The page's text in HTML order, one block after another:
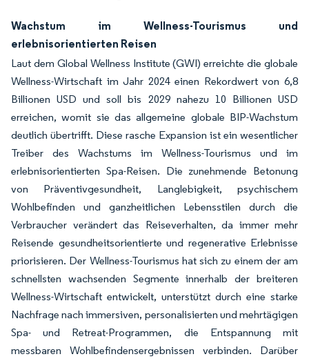
Wachstum im Wellness-Tourismus und
erlebnisorientierten Reisen
Laut dem Global Wellness Institute (GWI) erreichte die globale
Wellness-Wirtschaft im Jahr 2024 einen Rekordwert von 6,8
Billionen USD und soll bis 2029 nahezu 10 Billionen USD
erreichen, womit sie das allgemeine globale BIP-Wachstum
deutlich übertrifft. Diese rasche Expansion ist ein wesentlicher
Treiber des Wachstums im Wellness-Tourismus und im
erlebnisorientierten Spa-Reisen. Die zunehmende Betonung
von Präventivgesundheit, Langlebigkeit, psychischem
Wohlbefinden und ganzheitlichen Lebensstilen durch die
Verbraucher verändert das Reiseverhalten, da immer mehr
Reisende gesundheitsorientierte und regenerative Erlebnisse
priorisieren. Der Wellness-Tourismus hat sich zu einem der am
schnellsten wachsenden Segmente innerhalb der breiteren
Wellness-Wirtschaft entwickelt, unterstützt durch eine starke
Nachfrage nach immersiven, personalisierten und mehrtägigen
Spa- und Retreat-Programmen, die Entspannung mit
messbaren Wohlbefindensergebnissen verbinden. Darüber